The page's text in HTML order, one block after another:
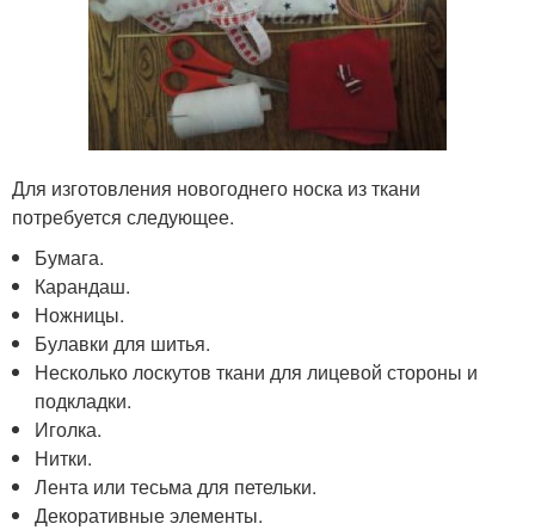
Для изготовления новогоднего носка из ткани
потребуется следующее.
Бумага.
Карандаш.
Ножницы.
Булавки для шитья.
Несколько лоскутов ткани для лицевой стороны и
подкладки.
Иголка.
Нитки.
Лента или тесьма для петельки.
Декоративные элементы.